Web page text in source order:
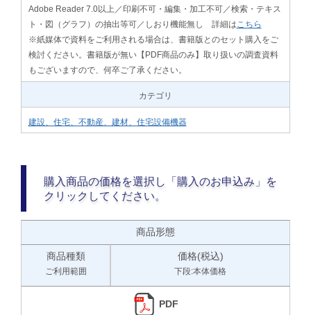
Adobe Reader 7.0以上／印刷不可・編集・加工不可／検索・テキス
ト・図（グラフ）の抽出等可／しおり機能無し 詳細は こちら
※紙媒体で資料をご利用される場合は、書籍版とのセット購入をご
検討ください。書籍版が無い【PDF商品のみ】取り扱いの調査資料
もございますので、何卒ご了承ください。
カテゴリ
建設、住宅、不動産、建材、住宅設備機器
購入商品の価格を選択し「購入のお申込み」を
クリックしてください。
商品形態
商品種類
ご利用範囲
価格(税込)
下段:本体価格
PDF